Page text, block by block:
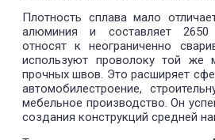
Плотность сплава мало
алюминия и составляет 2650
относят к неограниченно
используют проволоку той же
прочных швов. Это расширяет
автомобилестроение,
мебельное производство. Он
создания конструкций средней